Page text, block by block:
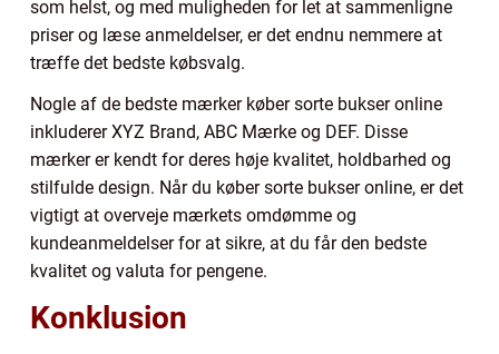
som helst, og med muligheden for let at sammenligne
priser og læse anmeldelser, er det endnu nemmere at
træffe det bedste købsvalg.
Nogle af de bedste mærker køber sorte bukser online
inkluderer XYZ Brand, ABC Mærke og DEF. Disse
mærker er kendt for deres høje kvalitet, holdbarhed og
stilfulde design. Når du køber sorte bukser online, er det
vigtigt at overveje mærkets omdømme og
kundeanmeldelser for at sikre, at du får den bedste
kvalitet og valuta for pengene.
Konklusion